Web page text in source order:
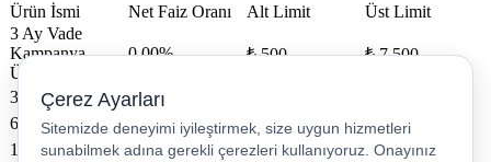
Ürün İsmi Net Faiz Oranı Alt Limit
Üst Limit
3 Ay Vade
Kampanya
Ürünü
0,00% ₺ 500 ₺ 7.500
3 Ay Vade 4,1%
6 Ay Vade
4,1% ₺ 500
₺ 100.000
12 Ay Vade
4,1% ₺ 500
₺ 100.000